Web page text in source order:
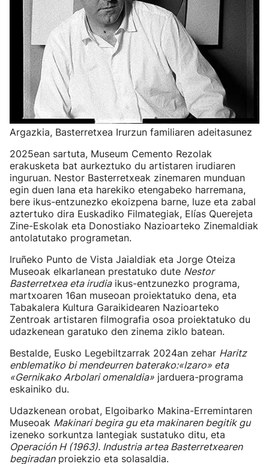
Argazkia, Basterretxea Irurzun familiaren adeitasunez
2025ean sartuta, Museum Cemento Rezolak
erakusketa bat aurkeztuko du artistaren irudiaren
inguruan. Nestor Basterretxeak zinemaren munduan
egin duen lana eta harekiko etengabeko harremana,
bere ikus-entzunezko ekoizpena barne, luze eta zabal
aztertuko dira Euskadiko Filmategiak, Elías Querejeta
Zine-Eskolak eta Donostiako Nazioarteko Zinemaldiak
antolatutako programetan.
Iruñeko Punto de Vista Jaialdiak eta Jorge Oteiza
Museoak elkarlanean prestatuko dute Nestor
Basterretxea eta irudiaikus-entzunezko programa,
martxoaren 16an museoan proiektatuko dena, eta
Tabakalera Kultura Garaikidearen Nazioarteko
Zentroak artistaren filmografia osoa proiektatuko du
udazkenean garatuko den zinema ziklo batean.
Bestalde, Eusko Legebiltzarrak 2024an zehar Haritz
enblematiko bi mendeurren baterako:«Izaro» eta
«Gernikako Arbolari omenaldia» jarduera-programa
eskainiko du.
Udazkenean orobat, Elgoibarko Makina-Erremintaren
Museoak Makinari begira gu eta makinaren begitik gu
izeneko sorkuntza lantegiak sustatuko ditu, eta
Operación H (1963). Industria artea Basterretxearen
begiradanproiekzio eta solasaldia.